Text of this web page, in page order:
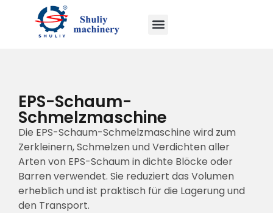
EPS-Schaum-
Schmelzmaschine
Die EPS-Schaum-Schmelzmaschine wird zum
Zerkleinern, Schmelzen und Verdichten aller
Arten von EPS-Schaum in dichte Blöcke oder
Barren verwendet. Sie reduziert das Volumen
erheblich und ist praktisch für die Lagerung und
den Transport.